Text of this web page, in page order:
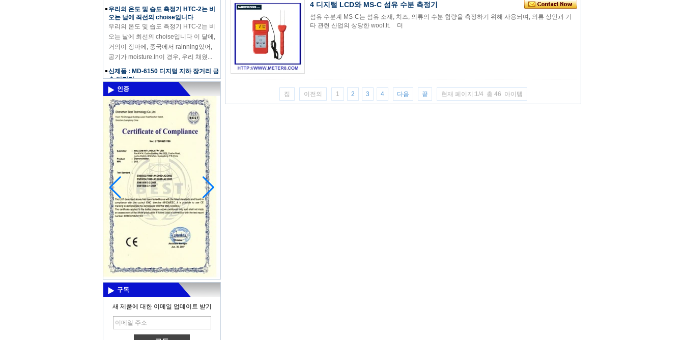
오는 날에 최선의 choise입니다
우리의 온도 및 습도 측정기 HTC-2는 비
오는 날에 최선의 choise입니다 이 달에,
거의이 장마에, 중국에서 rainning있어,
공기가 moisture.In이 경우, 우리 채웠...
속 탐지기
MD-6150 디지털 지하 장거리 금속 탐지
기특징 그래픽 대상 ID 커서 (12 세그먼
트) 디scrimination은 : 노치 거부 / 허용 전
자 정확히 파악 감도, 깊이 조정 배터...
Thermal imaging camera
Display:2.8" color display
Resolutiuon:60x60 Thermal
sensitivity:0.15'C Temperature
range:-20'C~300'C(-4'F- 572'F)
Measuring accuracy:+/-2% digit...
3.5 inch LCD screen for viewing
Display type: 3.5 inch TFT LCD display
(color) Screen resolution: QVGA
(320x240) Brightness: 250cd/M, can not
be adjusted Can not be adjusted, cont...
보청기를 보존하는 8 개의 Mothods
첫째, 제대로 보청기를 착용하는 방법, 단
지 짧은해야 시간을 착용 시작, 약간 시끄
러운 환경 적응이 또한 반대 방으로 갈 수
있다, 당신은 시간을 입고 높일 수 ...
Industrial endoscope
Model No.:99D-9830L1 Φ9.8mm Len
with 4pcs/6pcs adjustable LED
lights(waterproof); Φ6.8mm detachable
flexible Tube with 1 Meter
인증
구독
새 제품에 대한 이메일 업데이트 받기
4 디지털 LCD와 MS-C 섬유 수분 측정기
섬유 수분계 MS-C는 섬유 소재, 치즈, 의류의 수분 함량을 측정하기 위해 사용되며, 의류 상인과 기
타 관련 산업의 상당한 wool.It.
더
집 이전의 1 2 3 4 다음 끝 현재 페이지:1/4 총 46 아이템